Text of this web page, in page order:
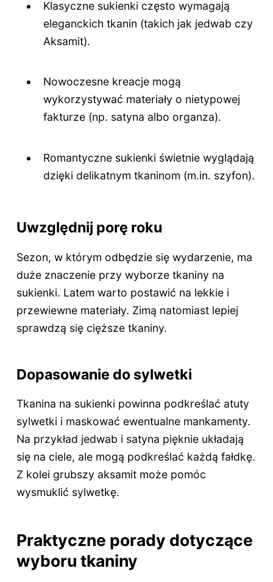
Klasyczne sukienki często wymagają
eleganckich tkanin (takich jak jedwab czy
Aksamit).
Nowoczesne kreacje mogą
wykorzystywać materiały o nietypowej
fakturze (np. satyna albo organza).
Romantyczne sukienki świetnie wyglądają
dzięki delikatnym tkaninom (m.in. szyfon).
Uwzględnij porę roku
Sezon, w którym odbędzie się wydarzenie, ma
duże znaczenie przy wyborze tkaniny na
sukienki. Latem warto postawić na lekkie i
przewiewne materiały. Zimą natomiast lepiej
sprawdzą się cięższe tkaniny.
Dopasowanie do sylwetki
Tkanina na sukienki powinna podkreślać atuty
sylwetki i maskować ewentualne mankamenty.
Na przykład jedwab i satyna pięknie układają
się na ciele, ale mogą podkreślać każdą fałdkę.
Z kolei grubszy aksamit może pomóc
wysmuklić sylwetkę.
Praktyczne porady dotyczące
wyboru tkaniny